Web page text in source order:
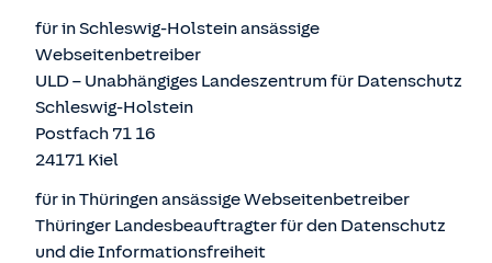
für in Schleswig-Holstein ansässige
Webseitenbetreiber
ULD – Unabhängiges Landeszentrum für Datenschutz
Schleswig-Holstein
Postfach 71 16
24171 Kiel
für in Thüringen ansässige Webseitenbetreiber
Thüringer Landesbeauftragter für den Datenschutz
und die Informationsfreiheit